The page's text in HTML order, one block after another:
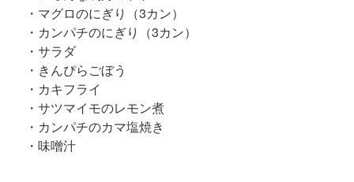
・マグロのにぎり（3カン）
・カンパチのにぎり（3カン）
・サラダ
・きんぴらごぼう
・カキフライ
・サツマイモのレモン煮
・カンパチのカマ塩焼き
・味噌汁